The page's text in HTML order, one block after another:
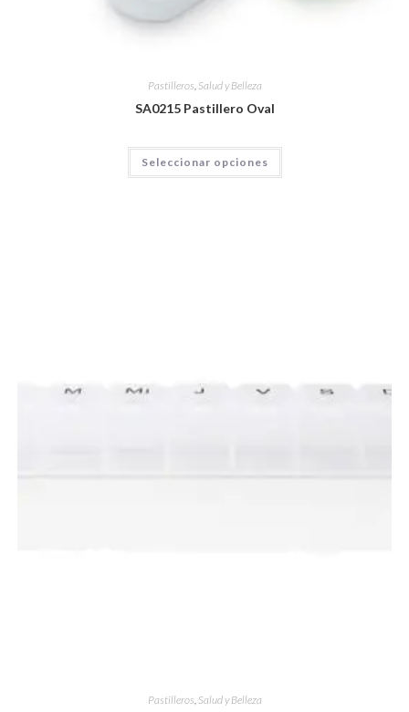
Pastilleros, Salud y Belleza
SA0215 Pastillero Oval
Seleccionar opciones
Pastilleros Salud y Belleza